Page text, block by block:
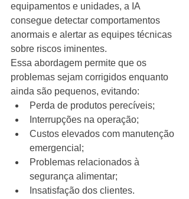
equipamentos e unidades, a IA
consegue detectar comportamentos
anormais e alertar as equipes técnicas
sobre riscos iminentes.
Essa abordagem permite que os
problemas sejam corrigidos enquanto
ainda são pequenos, evitando:
Perda de produtos perecíveis;
Interrupções na operação;
Custos elevados com manutenção
emergencial;
Problemas relacionados à
segurança alimentar;
Insatisfação dos clientes.